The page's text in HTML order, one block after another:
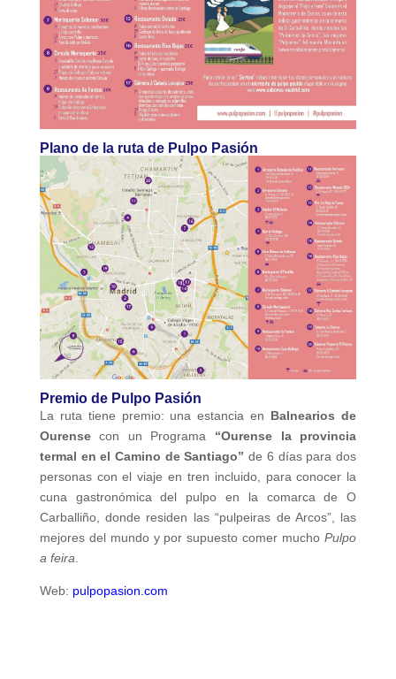
Plano de la ruta de Pulpo Pasión
Premio de Pulpo Pasión
La ruta tiene premio: una estancia en Balnearios de
Ourensecon un Programa “Ourense la provincia
termal en el Camino de Santiago” de 6 días para dos
personas con el viaje en tren incluido, para conocer la
cuna gastronómica del pulpo en la comarca de O
Carballiño, donde residen las “pulpeiras de Arcos”, las
mejores del mundo y por supuesto comer muchoPulpo
a feira.
Web: pulpopasion.com